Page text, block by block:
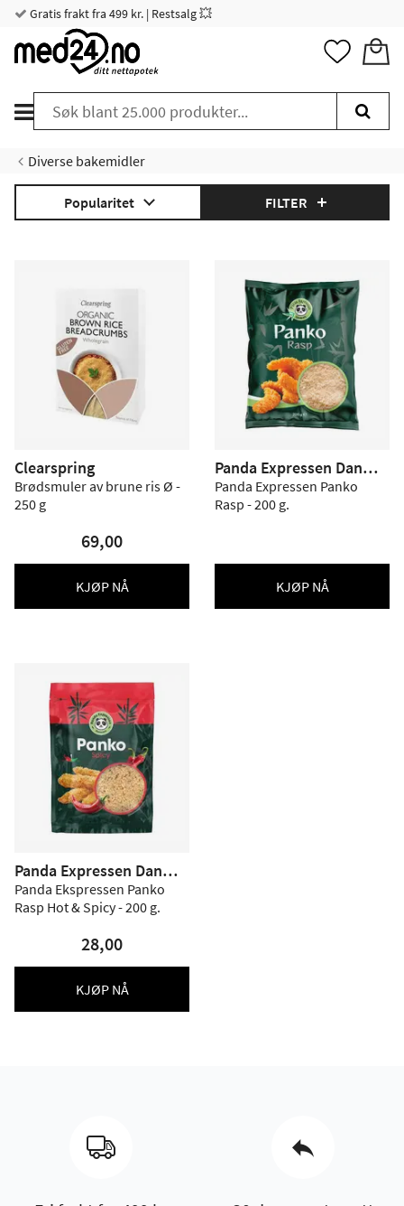
Gratis frakt fra 499 kr. | Restsalg 💥
Diverse bakemidler
Popularitet FILTER
Clearspring
Brødsmuler av brune ris Ø -
250 g
69,00
KJØP NÅ
Panda Expressen Danma
rk
Panda Expressen Panko
Rasp - 200 g.
KJØP NÅ
Panda Expressen Danma
rk
Panda Ekspressen Panko
Rasp Hot & Spicy - 200 g.
28,00
KJØP NÅ